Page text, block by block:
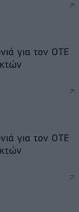
για τον ΟΤΕ
για τον ΟΤΕ